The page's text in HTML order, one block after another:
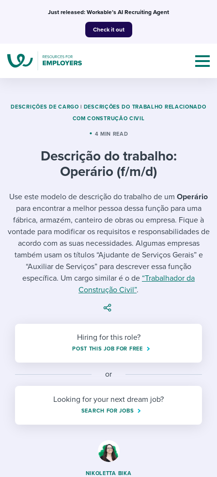
Just released: Workable’s AI Recruiting Agent
Check it out
Topics
Mobilizing AI in my work
Evaluating candidates
Working together with others
Maintaining hiring pipelines
Developing & retaining people
Ensuring compliance
Establishing an employer brand
Digitizing work processes
Templates & Guides
I WANT...
Job description templates
Interview question templates
Policy templates
Onboarding checklists
Step-by-step tutorials
HR terms
I’m a jobseeker
I WANT TO LEARN ABOUT...
Applying for a job
Interview process
Pay & benefits
Career development
Modern working life
Overall career resources
Attend webinars & events
Workable customer stories
Explore Workable
Request a demo
DESCRIÇÕES DE CARGO | DESCRIÇÕES DO TRABALHO RELACIONADO
COM CONSTRUÇÃO CIVIL
4 MIN READ
Descrição do trabalho:
Operário (f/m/d)
Use este modelo de descrição do trabalho de um Operário
para encontrar a melhor pessoa dessa função para uma
fábrica, armazém, canteiro de obras ou empresa. Fique à
vontade para modificar os requisitos e responsabilidades de
acordo com as suas necessidades. Algumas empresas
também usam os títulos “Ajudante de Serviços Gerais” e
“Auxiliar de Serviços” para descrever essa função
específica. Um cargo similar é o de “Trabalhador da
Construção Civil”.
Hiring for this role?
POST THIS JOB FOR FREE
or
Looking for your next dream job?
SEARCH FOR JOBS
NIKOLETTA BIKA